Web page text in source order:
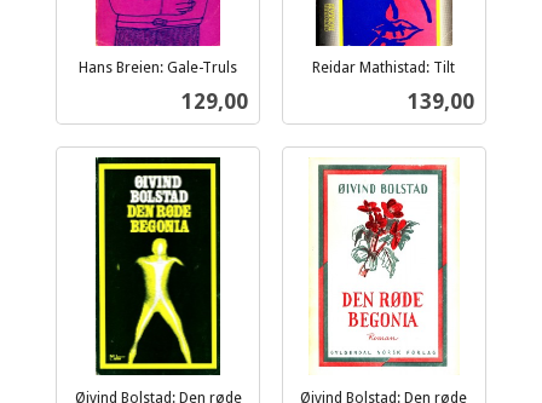
Hans Breien: Gale-Truls
Pris
129,00
Reidar Mathistad: Tilt
Pris
139,00
Øivind Bolstad: Den røde
Øivind Bolstad: Den røde